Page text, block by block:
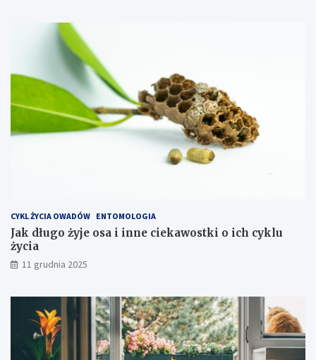
ć
o
t
l
o
a
t
j
h
CYKL ŻYCIA OWADÓW ENTOMOLOGIA
Jak długo żyje osa i inne ciekawostki o ich cyklu
życia
11 grudnia 2025